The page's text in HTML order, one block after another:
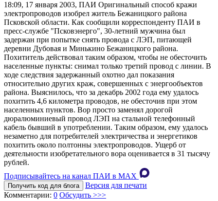
18:09, 17 января 2003, ПАИ Оригинальный способ кражи
электропроводов изобрел житель Бежаницкого района
Псковской области. Как сообщили корреспонденту ПАИ в
пресс-службе "Псковэнерго", 30-летний мужчина был
задержан при попытке снять провода с ЛЭП, питающей
деревни Дубовая и Минькино Бежаницкого района.
Похититель действовал таким образом, чтобы не обесточить
населенные пункты: снимал только третий провод с линии. В
ходе следствия задержанный охотно дал показания
относительно других краж, совершенных с энергообъектов
района. Выяснилось, что за декабрь 2002 года ему удалось
похитить 4,6 километра проводов, не обесточив при этом
населенных пунктов. Вор просто заменял дорогой
дюралюминиевый провод ЛЭП на стальной телефонный
кабель бывший в употреблении. Таким образом, ему удалось
незаметно для потребителей электричества и энергетиков
похитить около полтонны электропроводов. Ущерб от
деятельности изобретательного вора оценивается в 31 тысячу
рублей.
Подписывайтесь на канал ПАИ в MAХ
Получить код для блога
Версия для печати
Комментарии: 0 Обсудить >>>